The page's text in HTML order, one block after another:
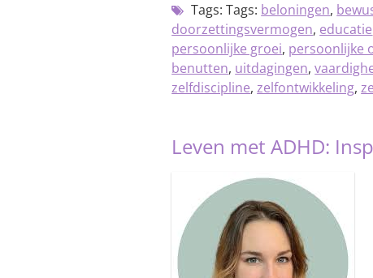
Tags: Tags: beloningen,
doorzettingsvermogen, educatie
persoonlijke groei, persoonlijke
benutten, uitdagingen,
zelfdiscipline,zelfontwikkeling,
Leven met ADHD: